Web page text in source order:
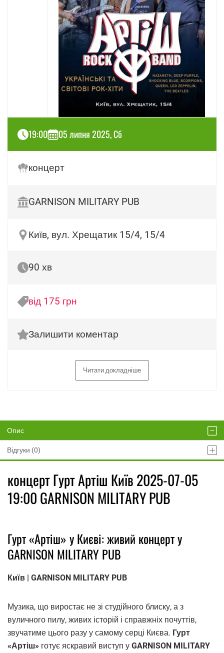
19:00 05 липня 2025, Сб
концерт
GARNISON MILITARY PUB
Київ, вул. Хрещатик 15/4, 15/4
90 хв
від 175 грн
Залишити коментар
Читати докладніше
Опис
Відгуки (0)
концерт Гурт Артіш Київ 2025-07-05
19:00 GARNISON MILITARY PUB
Гурт «Артіш» у Києві: живий концерт у
GARNISON MILITARY PUB
Київ | GARNISON MILITARY PUB
Музика, що виростає не зі студійного блиску, а з
вуличного пилу, живих історій і справжніх почуттів,
звучатиме цього разу у самому серці Києва. Гурт
«Артіш» готує яскравий виступ у GARNISON MILITARY